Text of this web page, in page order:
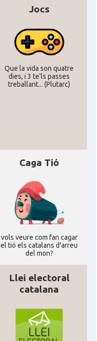
Jocs
Que la vida son quatre
dies, i 3 te'ls passes
treballant... (Plutarc)
Caga Tió
vols veure com fan cagar
el tió els catalans d'arreu
del mon?
Llei electoral
catalana